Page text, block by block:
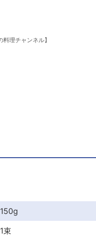
150g
1束